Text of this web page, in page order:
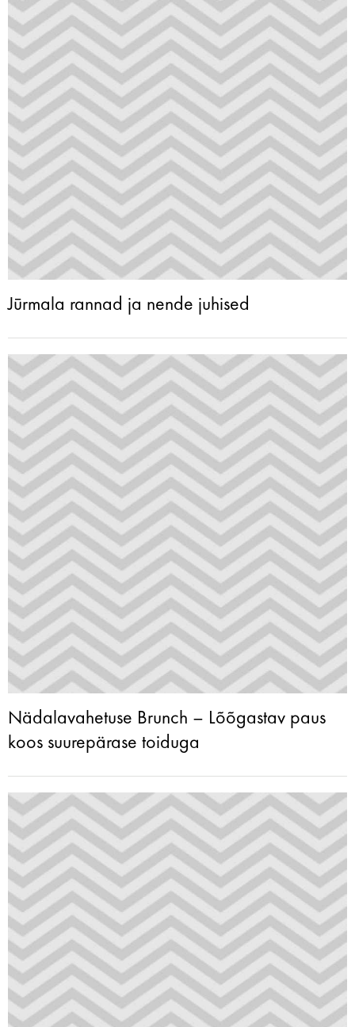
Jūrmala rannad ja nende juhised
Nädalavahetuse Brunch – Lõõgastav paus
koos suurepärase toiduga